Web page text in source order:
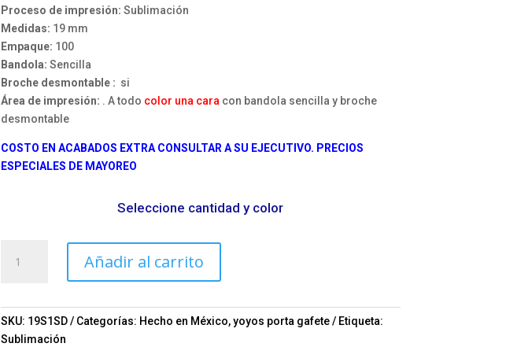
Proceso de impresión: Sublimación
Medidas: 19 mm
Empaque: 100
Bandola: Sencilla
Broche desmontable : si
Área de impresión: . A todo color una cara con bandola sencilla y broche
desmontable
COSTO EN ACABADOS EXTRA CONSULTAR A SU EJECUTIVO. PRECIOS
ESPECIALES DE MAYOREO
Seleccione cantidad y color
bandola
broche
desmontable
Añadir al carrito
SKU: 19S1SD Categorías: Hecho en México,yoyos porta gafete
Etiqueta:
Sublimación